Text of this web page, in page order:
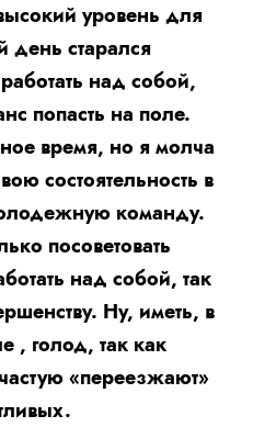
уровень для
старался
над собой,
попасть на поле.
время, но я молча
состоятельность в
команду.
посоветовать
над собой, так
Ну, иметь, в
, голод, так как
«переезжают»